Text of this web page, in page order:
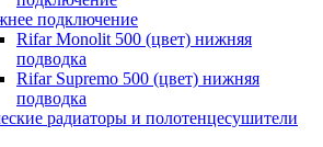
подключение
Rifar Monolit 500 (цвет) нижняя
подводка
Rifar Supremo 500 (цвет) нижняя
подводка
радиаторы и полотенцесушители